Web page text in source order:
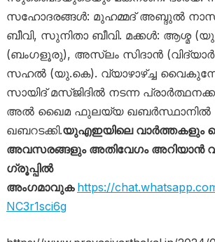
സഹോദരങ്ങൾ: മുഹമ്മദ് അബ്ദുൽ
ബീവി, സുനിതാ ബീവി. മക്കൾ: ആശ്മ
(ബംഗളൂരു), അസ്‌ലം സിദാൻ
സഹൽ (യു.കെ). വ്യാഴാഴ്‌ച്ച
സായിദ് മസ്ജിദിൽ നടന്ന
അൽ ഖൈമ ഫുലയ്യ ഖബർസ്ഥാനിൽ
ഖബറടക്കി.യുഎഇയിലെ വാർത്തകളും
അവസരങ്ങളും അതിവേഗം അറിയാൻ
ഗ്രൂപ്പിൽ
അംഗമാവുക https://
NC3r1sci6g